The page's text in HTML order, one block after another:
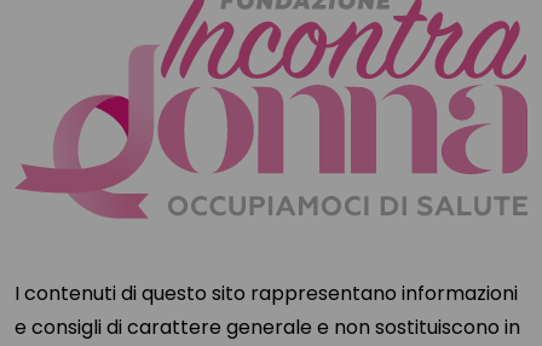
I contenuti di questo sito rappresentano informazioni
e consigli di carattere generale e non sostituiscono in